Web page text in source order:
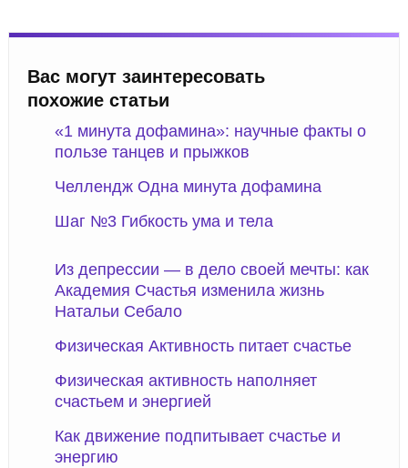
Вас могут заинтересовать
похожие статьи
«1 минута дофамина»: научные факты о
пользе танцев и прыжков
Челлендж Одна минута дофамина
Шаг №3 Гибкость ума и тела
Из депрессии — в дело своей мечты: как
Академия Счастья изменила жизнь
Натальи Себало
Физическая Активность питает счастье
Физическая активность наполняет
счастьем и энергией
Как движение подпитывает счастье и
энергию